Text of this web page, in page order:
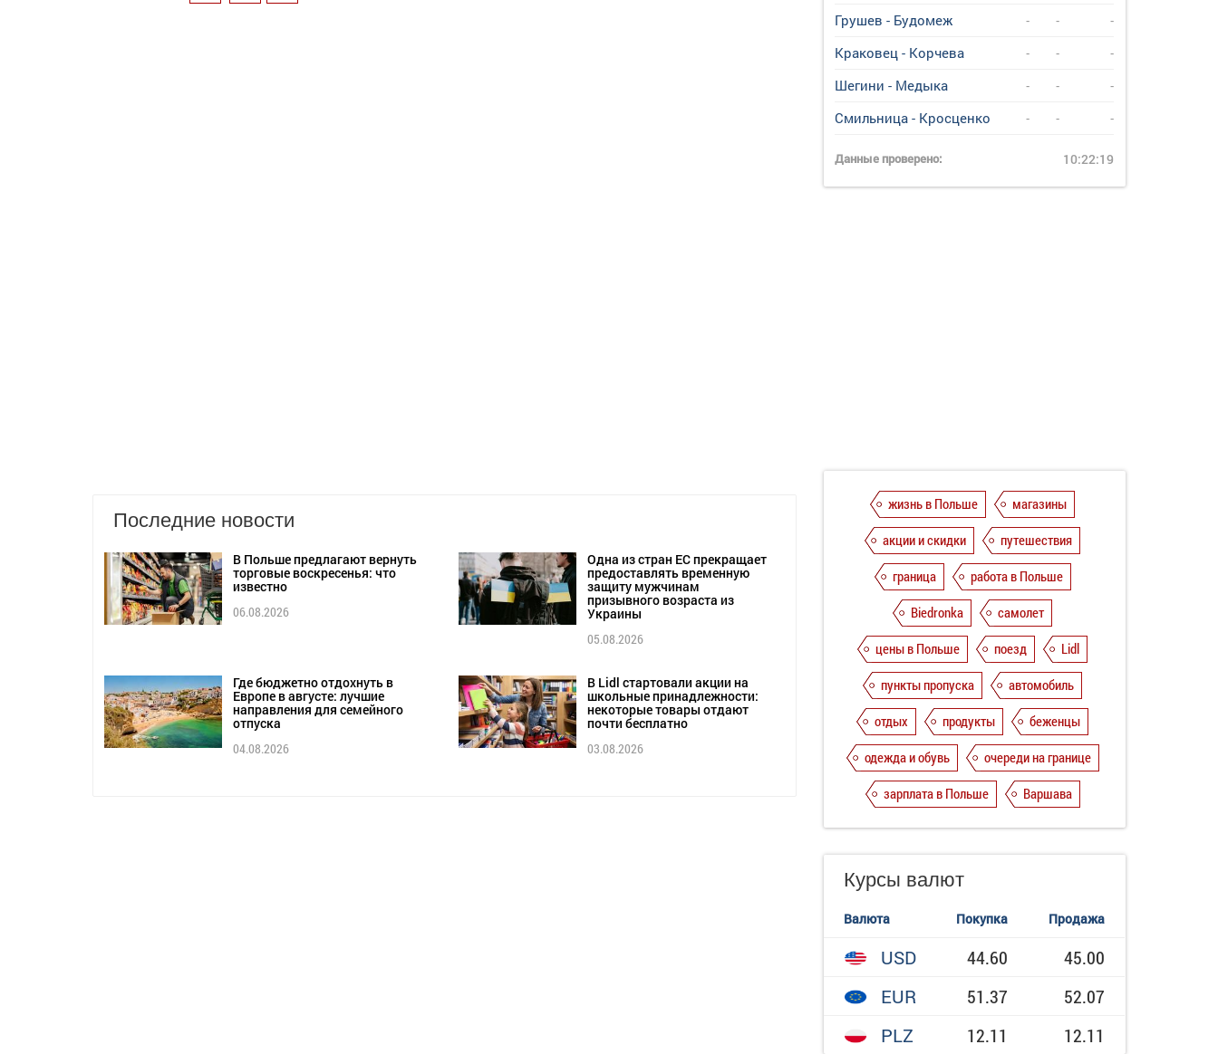
Последние новости
В Польше предлагают вернуть
торговые воскресенья: что
известно
06.08.2026
Одна из стран ЕС прекращает
предоставлять временную
защиту мужчинам
призывного возраста из
Украины
05.08.2026
Где бюджетно отдохнуть в
Европе в августе: лучшие
направления для семейного
отпуска
04.08.2026
В Lidl стартовали акции на
школьные принадлежности:
некоторые товары отдают
почти бесплатно
03.08.2026
Грушев - Будомеж
- -
-
Краковец - Корчева
- -
-
Шегини - Медыка
- -
-
Смильница - Кросценко
- - -
Данные проверено: 10:22:19
жизнь в Польше
магазины
акции и скидки
путешествия
граница
работа в Польше
Biedronka
самолет
цены в Польше
поезд
Lidl
пункты пропуска
автомобиль
отдых
продукты
беженцы
одежда и обувь
очереди на границе
зарплата в Польше
Варшава
Курсы валют
Валюта Покупка Продажа
USD 44.60
45.00
EUR
51.37
52.07
PLZ
12.11 12.11